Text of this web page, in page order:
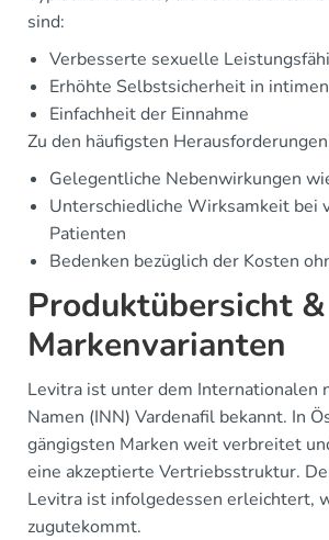
sind:
Verbesserte sexuelle
Erhöhte Selbstsicherheit in
Einfachheit der Einnahme
Zu den häufigsten
Gelegentliche Nebenwirkungen
Unterschiedliche Wirksamkeit bei
Patienten
Bedenken bezüglich der Kosten
Produktübersicht &
Markenvarianten
Levitra ist unter dem Internationalen
Namen (INN) Vardenafil bekannt. In
gängigsten Marken weit verbreitet
eine akzeptierte Vertriebsstruktur.
Levitra ist infolgedessen erleichtert,
zugutekommt.